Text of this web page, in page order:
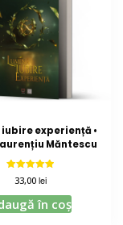
iubire experiență •
Măntescu
Evaluat la
5.00
33,00 lei
în coș